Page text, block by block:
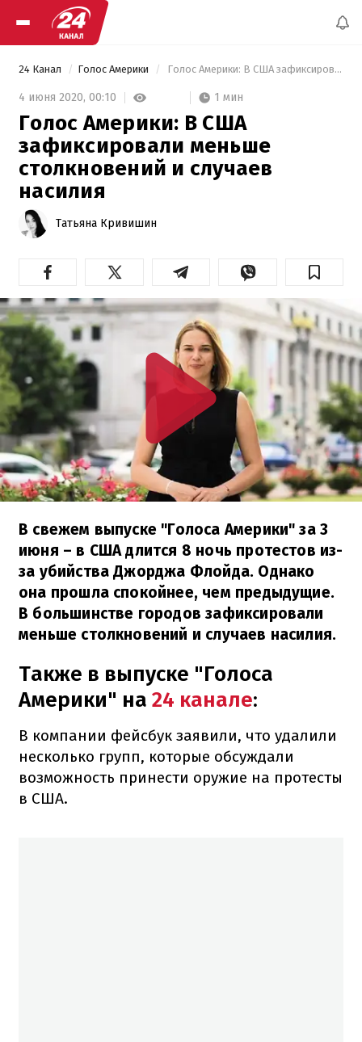
24 Канал Голос Америки Голос Америки: В США зафиксировали меньше столкновений и случаев насилия
4 июня 2020, 00:10 1 мин
Голос Америки: В США
зафиксировали меньше
столкновений и случаев
насилия
Татьяна Кривишин
В свежем выпуске "Голоса Америки" за 3
июня – в США длится 8 ночь протестов из-
за убийства Джорджа Флойда. Однако
она прошла спокойнее, чем предыдущие.
В большинстве городов зафиксировали
меньше столкновений и случаев насилия.
Также в выпуске "Голоса
Америки" на 24 канале:
В компании фейсбук заявили, что удалили
несколько групп, которые обсуждали
возможность принести оружие на протесты
в США.